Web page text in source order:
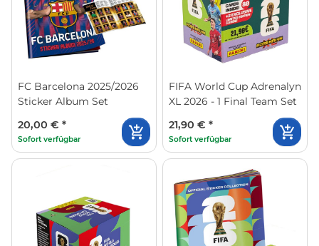
FC Barcelona 2025/2026
Sticker Album Set
20,00 € *
Sofort verfügbar
FIFA World Cup Adrenalyn
XL 2026 - 1 Final Team Set
21,90 € *
Sofort verfügbar